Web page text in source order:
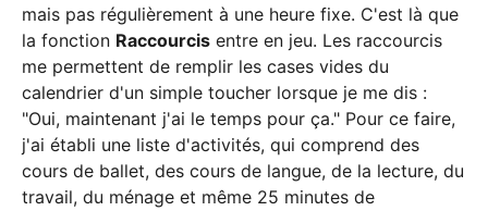
mais pas régulièrement à une heure fixe. C'est là que
la fonction Raccourcis entre en jeu. Les raccourcis
me permettent de remplir les cases vides du
calendrier d'un simple toucher lorsque je me dis :
"Oui, maintenant j'ai le temps pour ça." Pour ce faire,
j'ai établi une liste d'activités, qui comprend des
cours de ballet, des cours de langue, de la lecture, du
travail, du ménage et même 25 minutes de